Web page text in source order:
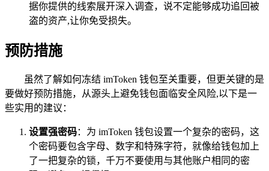
据你提供的线索展开深入调查，说不定能够成功追回被
盗的资产,让你免受损失。
预防措施
虽然了解如何冻结 imToken 钱包至关重要，但更关键的是
要做好预防措施，从源头上避免钱包面临安全风险,以下是一
些实用的建议：
设置强密码：为 imToken 钱包设置一个复杂的密码，这
个密码要包含字母、数字和特殊字符，就像给钱包加上
了一把复杂的锁，千万不要使用与其他账户相同的密